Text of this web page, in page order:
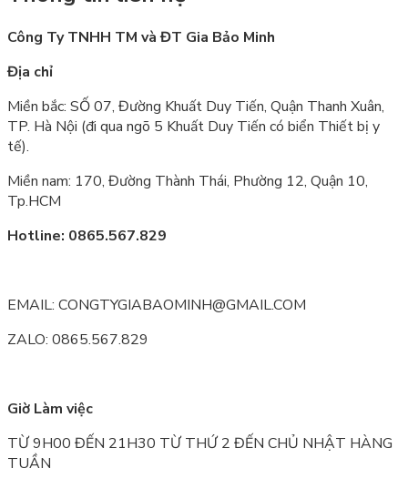
Công Ty TNHH TM và ĐT Gia Bảo Minh
Địa chỉ
Miền bắc: SỐ 07, Đường Khuất Duy Tiến, Quận Thanh Xuân,
TP. Hà Nội (đi qua ngõ 5 Khuất Duy Tiến có biển Thiết bị y
tế).
Miền nam: 170, Đường Thành Thái, Phường 12, Quận 10,
Tp.HCM
Hotline: 0865.567.829
EMAIL: CONGTYGIABAOMINH@GMAIL.COM
ZALO: 0865.567.829
Giờ Làm việc
TỪ 9H00 ĐẾN 21H30 TỪ THỨ 2 ĐẾN CHỦ NHẬT HÀNG
TUẦN